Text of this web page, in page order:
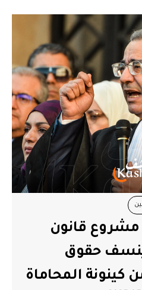
مشروع قانون
حقوق
كينونة المحاماة